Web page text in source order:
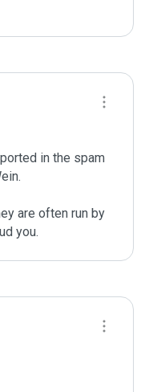
in the spam
are often run by
you.